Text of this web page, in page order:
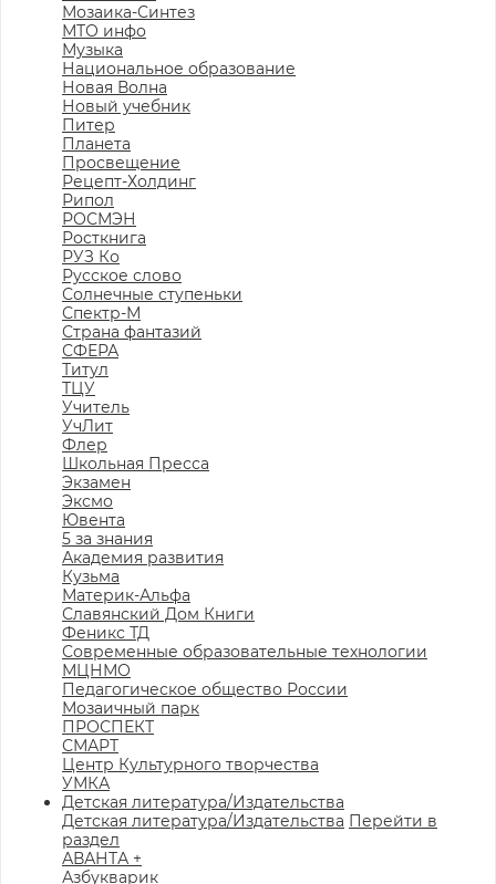
Мозаика-Синтез
МТО инфо
Музыка
Национальное образование
Новая Волна
Новый учебник
Питер
Планета
Просвещение
Рецепт-Холдинг
Рипол
РОСМЭН
Росткнига
РУЗ Ко
Русское слово
Солнечные ступеньки
Спектр-М
Страна фантазий
СФЕРА
Титул
ТЦУ
Учитель
УчЛит
Флер
Школьная Пресса
Экзамен
Эксмо
Ювента
5 за знания
Академия развития
Кузьма
Материк-Альфа
Славянский Дом Книги
Феникс ТД
Современные образовательные технологии
МЦНМО
Педагогическое общество России
Мозаичный парк
ПРОСПЕКТ
СМАРТ
Центр Культурного творчества
УМКА
Детская литература/Издательства
Детская литература/Издательства Перейти в
раздел
АВАНТА +
Азбукварик